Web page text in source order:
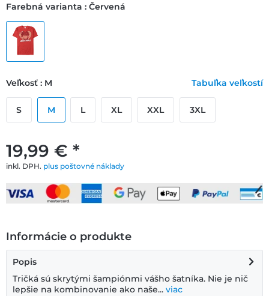
19,99 € *
inkl. DPH. plus poštovné náklady
Farebná varianta : Červená
Veľkosť : M Tabuľka veľkostí
S M L XL XXL 3XL
Informácie o produkte
Popis
Tričká sú skrytými šampiónmi vášho šatníka. Nie je nič
lepšie na kombinovanie ako naše... viac